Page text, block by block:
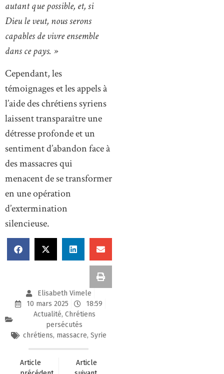
autant que possible, et, si
Dieu le veut, nous serons
capables de vivre ensemble
dans ce pays. »
Cependant, les
témoignages et les appels à
l’aide des chrétiens syriens
laissent transparaître une
détresse profonde et un
sentiment d’abandon face à
des massacres qui
menacent de se transformer
en une opération
d’extermination
silencieuse.
Elisabeth Vimele
10 mars 2025
18:59
Actualité, Chrétiens
persécutés
chrétiens, massacre, Syrie
Article
Article